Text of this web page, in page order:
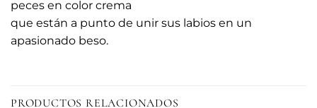
peces en color crema
que están a punto de unir sus labios en un
apasionado beso.
PRODUCTOS RELACIONADOS